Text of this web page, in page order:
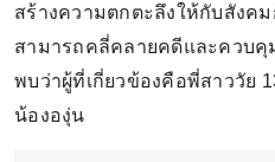
สร้างความตกตะลึงให้กับสังคม
สามารถคลี่คลายคดีและควบคุ
พบว่าผู้ที่เกี่ยวข้องคือพี่สาววัย
น้ององุ่น